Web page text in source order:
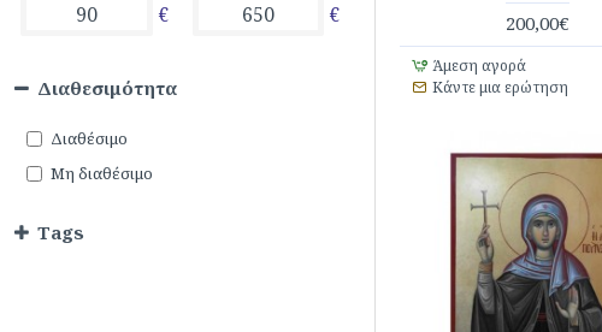
€ €
Tags
Διαθεσιμότητα
Διαθέσιμο
Μη διαθέσιμο
200,00€
Άμεση αγορά
Κάντε μια ερώτηση